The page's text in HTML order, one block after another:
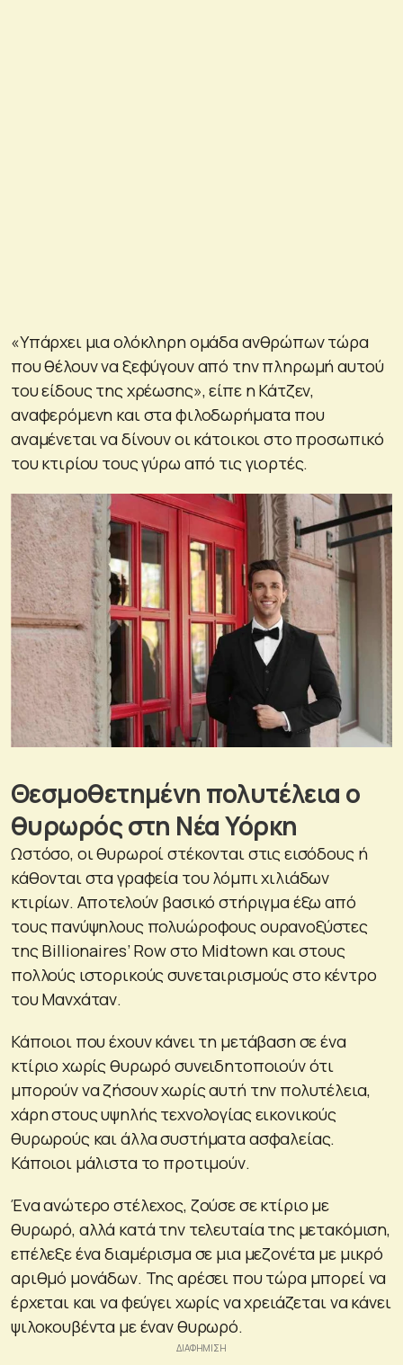
«Υπάρχει μια ολόκληρη ομάδα ανθρώπων τώρα
που θέλουν να ξεφύγουν από την πληρωμή αυτού
του είδους της χρέωσης», είπε η Κάτζεν,
αναφερόμενη και στα φιλοδωρήματα που
αναμένεται να δίνουν οι κάτοικοι στο προσωπικό
του κτιρίου τους γύρω από τις γιορτές.
Θεσμοθετημένη πολυτέλεια ο
θυρωρός στη Νέα Υόρκη
Ωστόσο, οι θυρωροί στέκονται στις εισόδους ή
κάθονται στα γραφεία του λόμπι χιλιάδων
κτιρίων. Αποτελούν βασικό στήριγμα έξω από
τους πανύψηλους πολυώροφους ουρανοξύστες
της Billionaires’ Row στο Midtown και στους
πολλούς ιστορικούς συνεταιρισμούς στο κέντρο
του Μανχάταν.
Κάποιοι που έχουν κάνει τη μετάβαση σε ένα
κτίριο χωρίς θυρωρό συνειδητοποιούν ότι
μπορούν να ζήσουν χωρίς αυτή την πολυτέλεια,
χάρη στους υψηλής τεχνολογίας εικονικούς
θυρωρούς και άλλα συστήματα ασφαλείας.
Κάποιοι μάλιστα το προτιμούν.
Ένα ανώτερο στέλεχος, ζούσε σε κτίριο με
θυρωρό, αλλά κατά την τελευταία της μετακόμιση,
επέλεξε ένα διαμέρισμα σε μια μεζονέτα με μικρό
αριθμό μονάδων. Της αρέσει που τώρα μπορεί να
έρχεται και να φεύγει χωρίς να χρειάζεται να κάνει
ψιλοκουβέντα με έναν θυρωρό.